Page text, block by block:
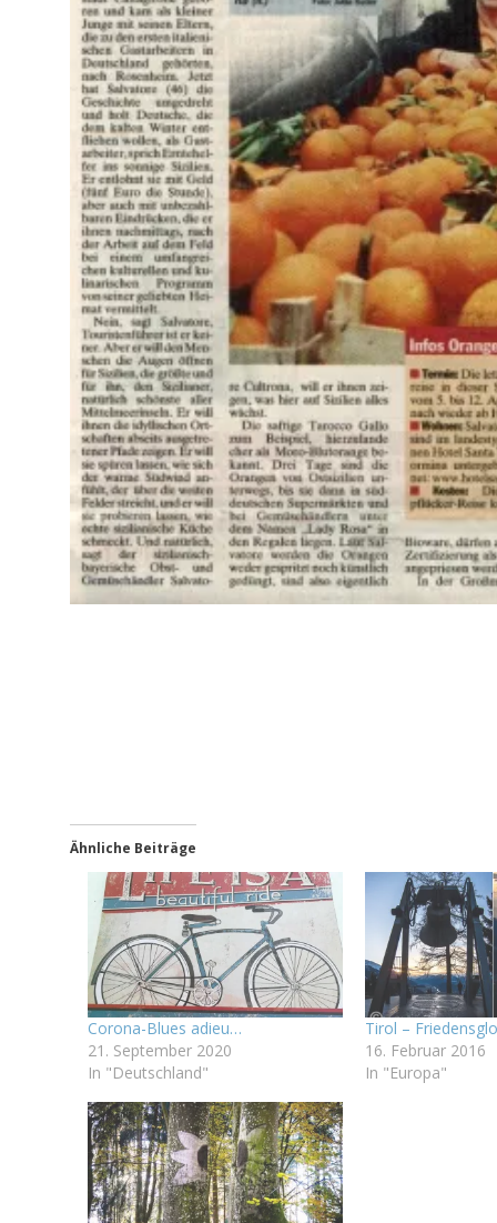
Ähnliche Beiträge
Corona-Blues adieu…
21. September 2020
In "Deutschland"
Tirol –
16. Februar 2016
In "Europa"